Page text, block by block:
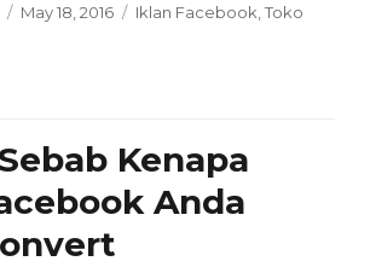
Posted
May 18, 2016 Categories
Iklan Facebook,Toko
Kenapa
Anda